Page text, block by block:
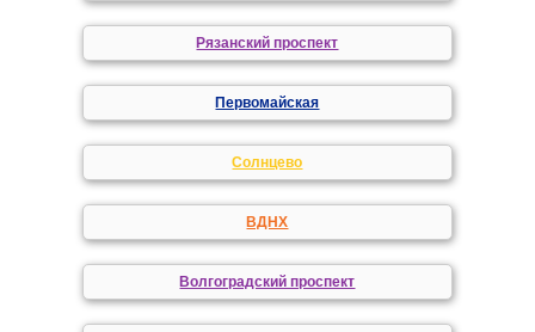
Рязанский проспект
Первомайская
Солнцево
ВДНХ
Волгоградский проспект